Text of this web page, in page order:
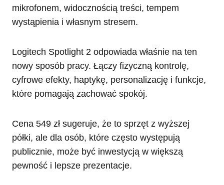
mikrofonem, widocznością treści, tempem
wystąpienia i własnym stresem.
Logitech Spotlight 2 odpowiada właśnie na ten
nowy sposób pracy. Łączy fizyczną kontrolę,
cyfrowe efekty, haptykę, personalizację i funkcje,
które pomagają zachować spokój.
Cena 549 zł sugeruje, że to sprzęt z wyższej
półki, ale dla osób, które często występują
publicznie, może być inwestycją w większą
pewność i lepsze prezentacje.